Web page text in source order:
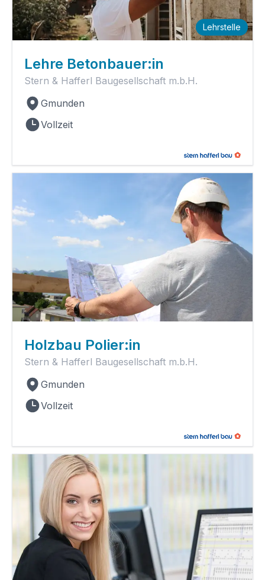
Lehrstelle
Lehre Betonbauer:in
Stern & Hafferl Baugesellschaft m.b.H.
Gmunden
Vollzeit
Holzbau Polier:in
Stern & Hafferl Baugesellschaft m.b.H.
Gmunden
Vollzeit